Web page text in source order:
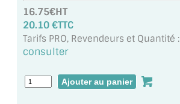
MIROIR POUR PORTE
MIROIR DE SALLE DE BAIN
MIROIR PAROI DE DOUCHE
16.75€HT
20.10 €TTC
Tarifs PRO, Revendeurs et Quantité :
consulter